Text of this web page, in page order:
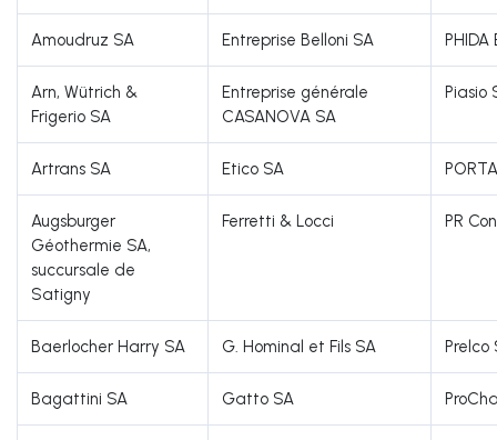
Amoudruz SA Entreprise Belloni SA
Arn, Wütrich &
Frigerio SA
Entreprise générale
CASANOVA SA
Piasio
Artrans SA Etico SA
Augsburger
Géothermie SA,
succursale de
Satigny
Ferretti & Locci PR
Baerlocher Harry SA G. Hominal et Fils SA Prelco
Bagattini SA Gatto SA